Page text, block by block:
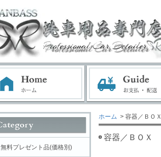
ホーム > 容器／ＢＯＸ
容器／ＢＯＸ
無料プレゼント品(価格別)